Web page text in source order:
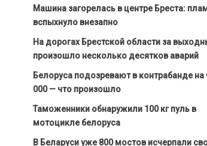
Машина загорелась в центре Бреста:
вспыхнуло внезапно
На дорогах Брестской области за
произошло несколько десятков аварий
Белоруса подозревают в контрабанде на
000 — что произошло
Таможенники обнаружили 100 кг пуль в
мотоцикле белоруса
В Беларуси уже 800 мостов исчерпали